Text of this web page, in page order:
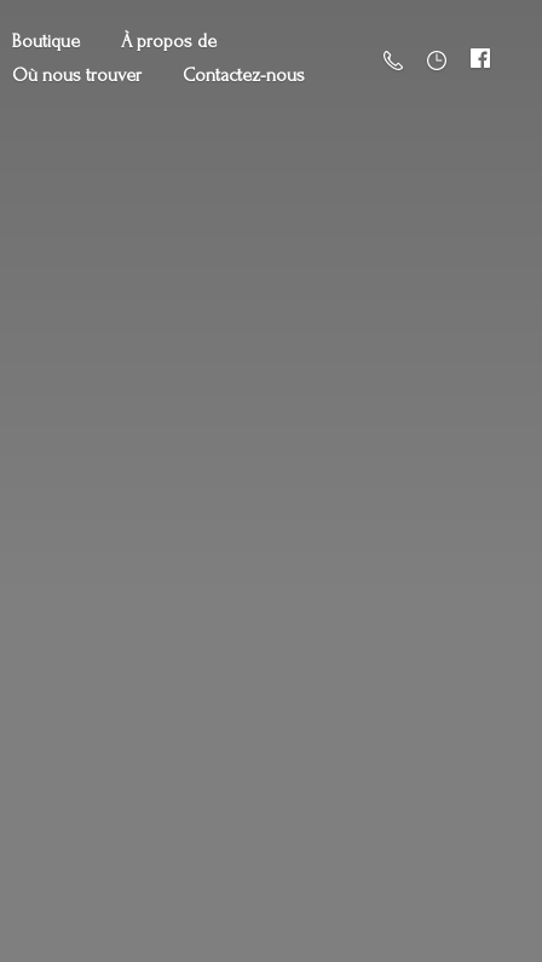
Boutique
À propos de
Où nous trouver
Contactez-nous